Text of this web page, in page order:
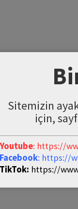
Sitemizin
için,
Youtube: https://
Facebook: https://
TikTok: https://